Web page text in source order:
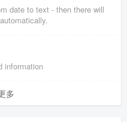
date to text - then there will
information
多